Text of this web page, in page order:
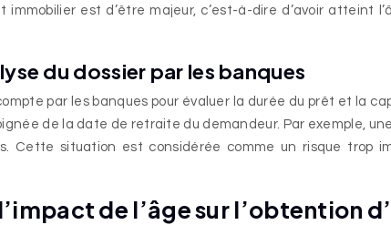
immobilier est d’être majeur, c’est-à-dire d’avoir
du dossier par les banques
par les banques pour évaluer la durée du prêt et la
de la date de retraite du demandeur. Par exemple,
Cette situation est considérée comme un risque trop
de l’âge sur l’obtention